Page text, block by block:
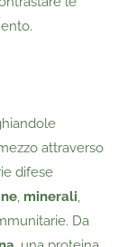
attraverso
difese
, minerali,
Da